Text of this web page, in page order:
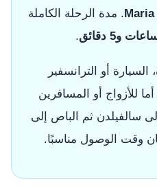
. مدة الرحلة الكاملة
.
السيارة أو الترانسفير
للأزواج أو المسافرين
سالفيلدن ثم الباص إلى
وقت الوصول مناسبًا.